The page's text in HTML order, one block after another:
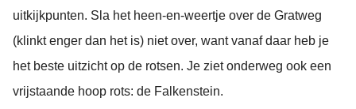
uitkijkpunten. Sla het heen-en-weertje over de Gratweg
(klinkt enger dan het is) niet over, want vanaf daar heb je
het beste uitzicht op de rotsen. Je ziet onderweg ook een
vrijstaande hoop rots: de Falkenstein.